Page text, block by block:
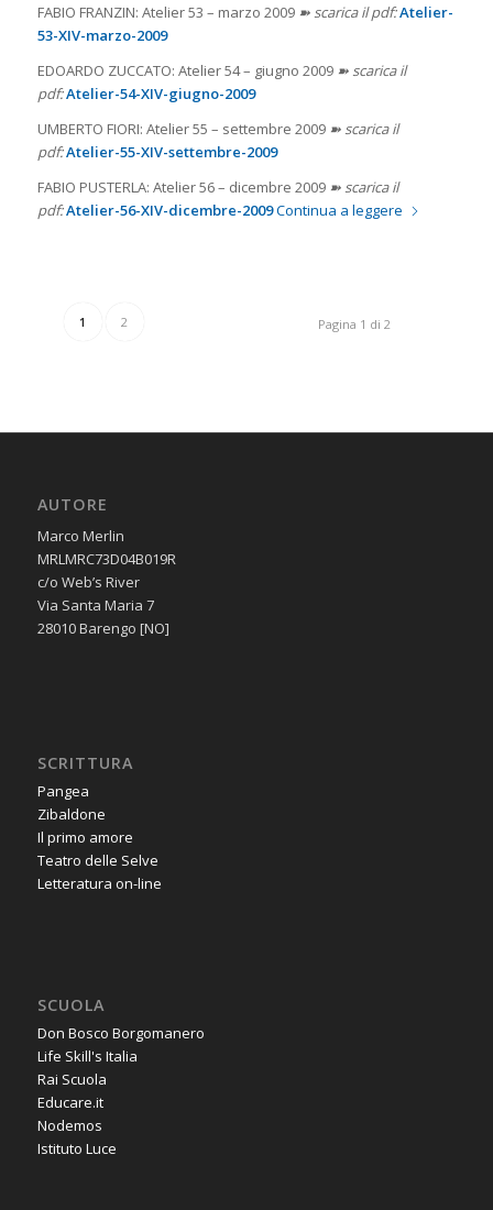
FABIO FRANZIN: Atelier 53 – marzo 2009 ➽ scarica il pdf:Atelier-
53-XIV-marzo-2009
EDOARDO ZUCCATO: Atelier 54 – giugno 2009 ➽ scarica il
pdf:Atelier-54-XIV-giugno-2009
UMBERTO FIORI: Atelier 55 – settembre 2009 ➽ scarica il
pdf:Atelier-55-XIV-settembre-2009
FABIO PUSTERLA: Atelier 56 – dicembre 2009 ➽ scarica il
pdf:Atelier-56-XIV-dicembre-2009Continua a leggere
Pagina 1 di 2
1 2
AUTORE
Marco Merlin
MRLMRC73D04B019R
c/o Web’s River
Via Santa Maria 7
28010 Barengo [NO]
SCRITTURA
Pangea
Zibaldone
Il primo amore
Teatro delle Selve
Letteratura on-line
SCUOLA
Don Bosco Borgomanero
Life Skill's Italia
Rai Scuola
Educare.it
Nodemos
Istituto Luce